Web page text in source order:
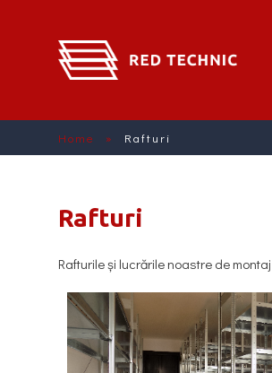
Home » Rafturi
Rafturi
Rafturile şi lucrările noastre de